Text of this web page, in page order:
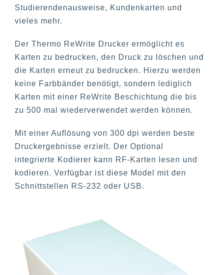
Studierendenausweise, Kundenkarten und
vieles mehr.
Der Thermo ReWrite Drucker ermöglicht es
Karten zu bedrucken, den Druck zu löschen und
die Karten erneut zu bedrucken. Hierzu werden
keine Farbbänder benötigt, sondern lediglich
Karten mit einer ReWrite Beschichtung die bis
zu 500 mal wiederverwendet werden können.
Mit einer Auflösung von 300 dpi werden beste
Druckergebnisse erzielt. Der Optional
integrierte Kodierer kann RF-Karten lesen und
kodieren. Verfügbar ist diese Model mit den
Schnittstellen RS-232 oder USB.